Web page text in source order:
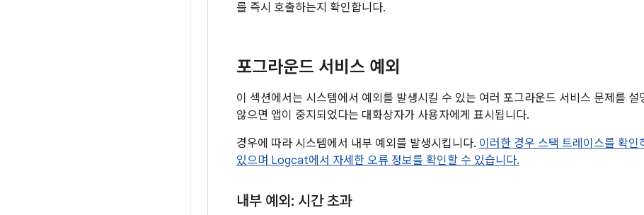
를 즉시 호출하는지 확인합니다.
포그라운드 서비스 예외
이 섹션에서는 시스템에서 예외를 발생시킬 수 있는 여러 포그라운드 서비스 문제를 설
않으면 앱이 중지되었다는 대화상자가 사용자에게 표시됩니다.
경우에 따라 시스템에서 내부 예외를 발생시킵니다. 이러한 경우 스택 트레이스를 확
있으며 Logcat에서 자세한 오류 정보를 확인할 수 있습니다.
내부 예외: 시간 초과